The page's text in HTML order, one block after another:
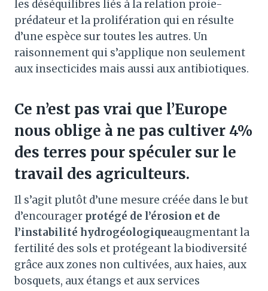
les déséquilibres liés à la relation proie-
prédateur et la prolifération qui en résulte
d’une espèce sur toutes les autres. Un
raisonnement qui s’applique non seulement
aux insecticides mais aussi aux antibiotiques.
Ce n’est pas vrai que l’Europe
nous oblige à ne pas cultiver 4%
des terres pour spéculer sur le
travail des agriculteurs.
Il s’agit plutôt d’une mesure créée dans le but
d’encourager protégé de l’érosion et de
l’instabilité hydrogéologiqueaugmentant la
fertilité des sols et protégeant la biodiversité
grâce aux zones non cultivées, aux haies, aux
bosquets, aux étangs et aux services